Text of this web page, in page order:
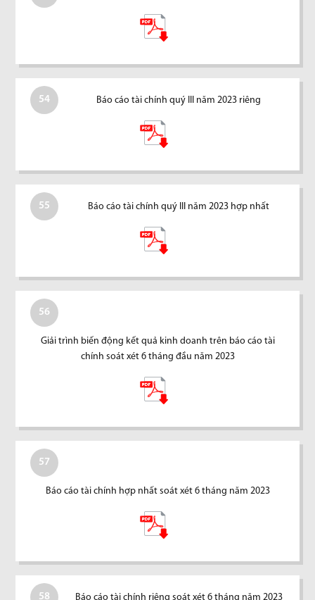
54 Báo cáo tài chính quý III năm 2023 riêng
55 Báo cáo tài chính quý III năm 2023 hợp nhất
56
Giải trình biến động kết quả kinh doanh trên báo cáo tài
chính soát xét 6 tháng đầu năm 2023
57
Báo cáo tài chính hợp nhất soát xét 6 tháng năm 2023
58 Báo cáo tài chính riêng soát xét 6 tháng năm 2023